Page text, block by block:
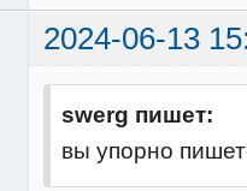
2024-06-13
swerg пишет:
вы упорно